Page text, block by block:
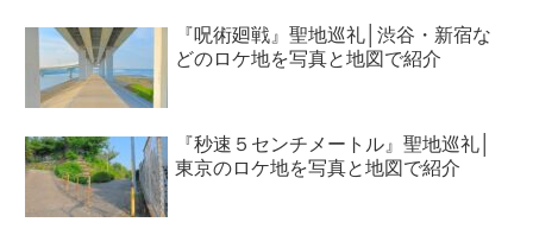
『呪術廻戦』聖地巡礼│渋谷・新宿な
どのロケ地を写真と地図で紹介
『秒速５センチメートル』聖地巡礼│
東京のロケ地を写真と地図で紹介